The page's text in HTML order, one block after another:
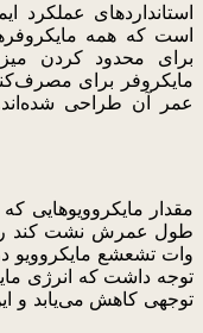
است که همه
برای محدود کردن
مایکروفر برای
عمر آن طراحی شده‌اند.
وات تشعشع مایکروویو
توجه داشت که انرژی
توجهی کاهش می‌یابد و